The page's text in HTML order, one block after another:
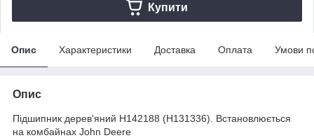
Купити
Опис Характеристики Доставка Оплата Умови
Опис
Підшипник дерев'яний H142188 (H131336). Встановлюється
на комбайнах John Deere